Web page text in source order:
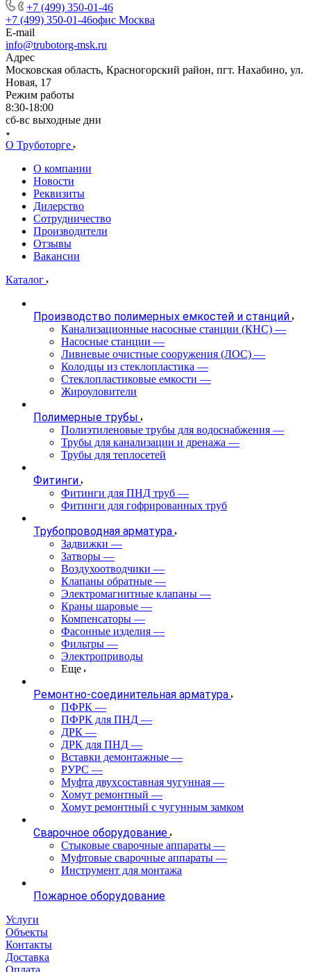
+7 (499) 350-01-46
+7 (499) 350-01-46офис Москва
E-mail
info@trubotorg-msk.ru
Адрес
Московская область, Красногорский район, пгт. Нахабино, ул.
Новая, 17
Режим работы
8:30-18:00
сб-вс выходные дни
О Труботорге
О компании
Новости
Реквизиты
Дилерство
Сотрудничество
Производители
Отзывы
Вакансии
Каталог
Производство полимерных емкостей и станций
Канализационные насосные станции (КНС) —
Насосные станции —
Ливневые очистные сооружения (ЛОС) —
Колодцы из стеклопластика —
Стеклопластиковые емкости —
Жироуловители
Полимерные трубы
Полиэтиленовые трубы для водоснабжения —
Трубы для канализации и дренажа —
Трубы для теплосетей
Фитинги
Фитинги для ПНД труб —
Фитинги для гофрированных труб
Трубопроводная арматура
Задвижки —
Затворы —
Воздухоотводчики —
Клапаны обратные —
Электромагнитные клапаны —
Краны шаровые —
Компенсаторы —
Фасонные изделия —
Фильтры —
Электроприводы
Еще
Ремонтно-соединительная арматура
ПФРК —
ПФРК для ПНД —
ДРК —
ДРК для ПНД —
Вставки демонтажные —
РУРС —
Муфта двухсоставная чугунная —
Хомут ремонтный —
Хомут ремонтный с чугунным замком
Сварочное оборудование
Стыковые сварочные аппараты —
Муфтовые сварочные аппараты —
Инструмент для монтажа
Пожарное оборудование
Услуги
Объекты
Контакты
Доставка
Оплата